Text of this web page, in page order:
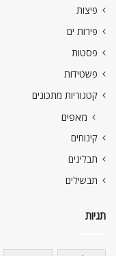
פיצות
פירות ים
פסטות
פשטידות
קטגוריות מתכונים
מאפים
קינוחים
תבלינים
תבשילים
תגיות